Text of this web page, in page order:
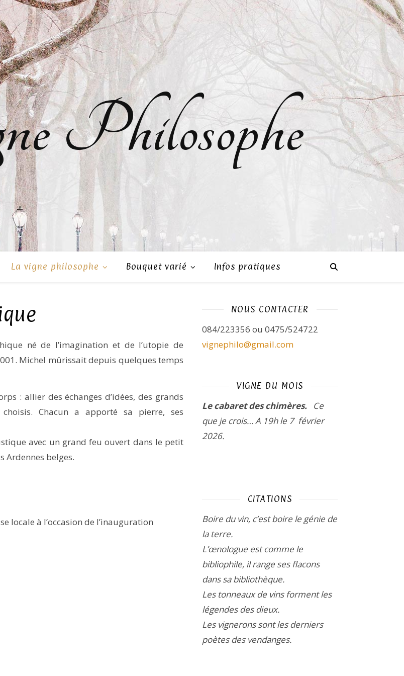
Philosophe
La vigne philosophe Bouquet varié Infos pratiques
né de l’imagination et de l’utopie de
Michel mûrissait depuis quelques temps
: allier des échanges d’idées, des grands
Chacun a apporté sa pierre, ses
avec un grand feu ouvert dans le petit
Ardennes belges.
locale à l’occasion de l’inauguration
NOUS CONTACTER
084/223356 ou 0475/524722
vignephilo@gmail.com
VIGNE DU MOIS
Le cabaret des chimères. Ce
que je crois…A 19h le 7 février
2026.
CITATIONS
Boire du vin, c’est boire le génie de
la terre.
L’œnologue est comme le
bibliophile, il range ses flacons
dans sa bibliothèque.
Les tonneaux de vins forment les
légendes des dieux.
Les vignerons sont les derniers
poètes des vendanges.